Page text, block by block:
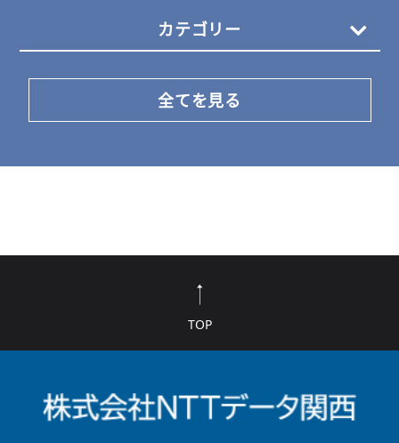
カテゴリー
全てを見る
TOP